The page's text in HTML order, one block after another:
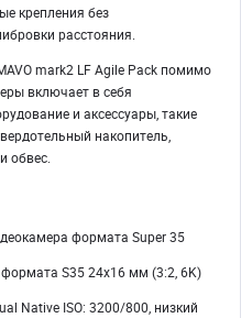
крепления без
расстояния.
mark2 LF Agile Pack помимо
включает в себя
и аксессуары, такие
накопитель,
обвес.
формата Super 35
формата S35 24x16 мм (3:2, 6K)
Native ISO: 3200/800, низкий